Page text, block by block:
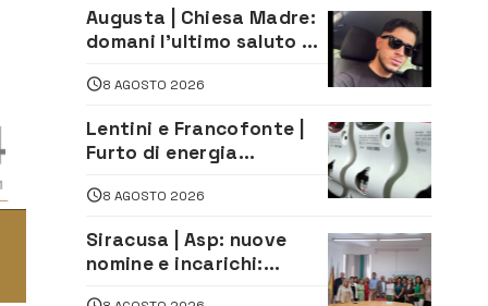
Augusta | Chiesa Madre:
domani l’ultimo saluto ad
morto in un incidente
8 AGOSTO 2026
Lentini e Francofonte |
Furto di energia
persone
8 AGOSTO 2026
Siracusa | Asp: nuove
nomine e incarichi: